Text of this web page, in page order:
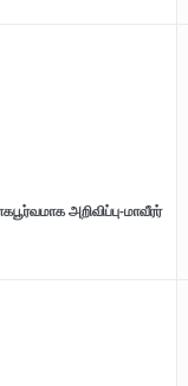
அறிவிப்பு-மாவீரர்